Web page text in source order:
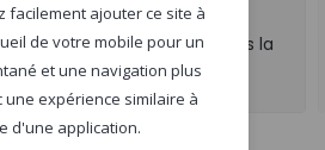
assurance proposée par
des réparations dans la
facilement ajouter ce site à
de votre mobile pour un
et une navigation plus
une expérience similaire à
d'une application.